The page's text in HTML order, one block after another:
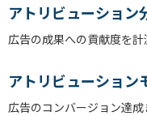
アトリビューション
広告の成果への貢献度を計
アトリビューション
広告のコンバージョン達